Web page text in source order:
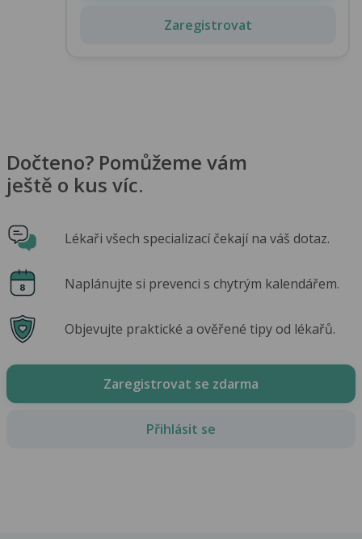
Zaregistrovat
Dočteno? Pomůžeme vám
ještě o kus víc.
Lékaři všech specializací čekají na váš dotaz.
Naplánujte si prevenci s chytrým kalendářem.
Objevujte praktické a ověřené tipy od lékařů.
Zaregistrovat se zdarma
Přihlásit se